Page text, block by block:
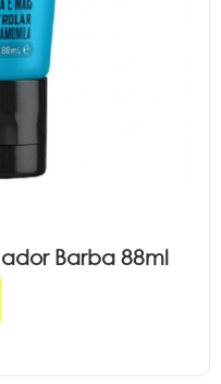
Barba 88ml